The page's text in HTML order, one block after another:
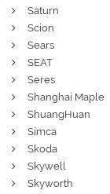
Saturn
Scion
Sears
SEAT
Seres
Shanghai Maple
ShuangHuan
Simca
Skoda
Skywell
Skyworth